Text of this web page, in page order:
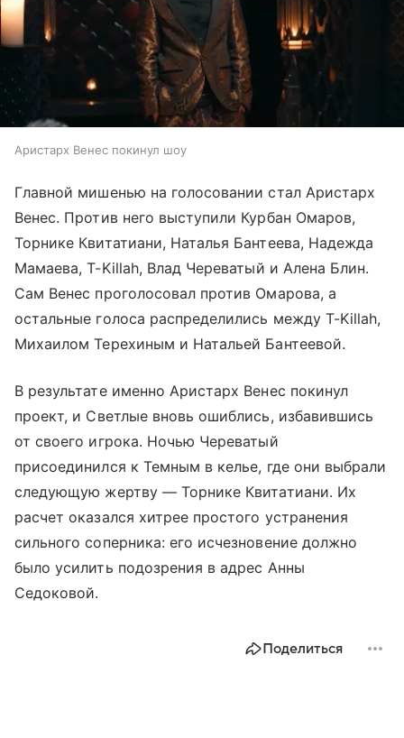
Аристарх Венес покинул шоу
Главной мишенью на голосовании стал Аристарх
Венес. Против него выступили Курбан Омаров,
Торнике Квитатиани, Наталья Бантеева, Надежда
Мамаева, T-Killah, Влад Череватый и Алена Блин.
Сам Венес проголосовал против Омарова, а
остальные голоса распределились между T-Killah,
Михаилом Терехиным и Натальей Бантеевой.
В результате именно Аристарх Венес покинул
проект, и Светлые вновь ошиблись, избавившись
от своего игрока. Ночью Череватый
присоединился к Темным в келье, где они выбрали
следующую жертву — Торнике Квитатиани. Их
расчет оказался хитрее простого устранения
сильного соперника: его исчезновение должно
было усилить подозрения в адрес Анны
Седоковой.
Поделиться